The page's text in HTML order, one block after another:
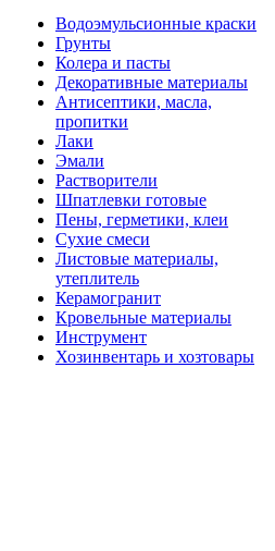
Водоэмульсионные краски
Грунты
Колера и пасты
Декоративные материалы
Антисептики, масла,
пропитки
Лаки
Эмали
Растворители
Шпатлевки готовые
Пены, герметики, клеи
Сухие смеси
Листовые материалы,
утеплитель
Керамогранит
Кровельные материалы
Инструмент
Хозинвентарь и хозтовары